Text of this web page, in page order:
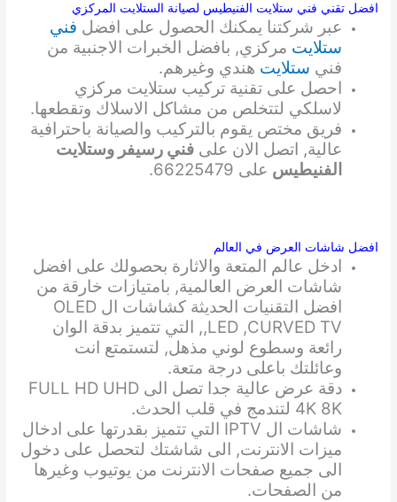
افضل تقني فني ستلايت الفنيطيس لصيانة الستلايت المركزي
عبر شركتنا يمكنك الحصول على افضل فني
ستلايت مركزي, بافضل الخبرات الاجنبية من
فني ستلايت هندي وغيرهم.
احصل على تقنية تركيب ستلايت مركزي
لاسلكي لتتخلص من مشاكل الاسلاك وتقطعها.
فريق مختص يقوم بالتركيب والصيانة باحترافية
عالية, اتصل الان علىفني رسيفر وستلايت
الفنيطيس على 66225479.
افضل شاشات العرض في العالم
ادخل عالم المتعة والاثارة بحصولك على افضل
شاشات العرض العالمية, بامتيازات خارقة من
افضل التقنيات الحديثة كشاشات ال OLED
,LED ,CURVED TV, التي تتميز بدقة الوان
رائعة وسطوع لوني مذهل, لتستمتع انت
وعائلتك باعلى درجة متعة.
دقة عرض عالية جدا تصل الى FULL HD UHD
4K 8K لتندمج في قلب الحدث.
شاشات ال IPTV التي تتميز بقدرتها على ادخال
ميزات الانترنت, الى شاشتك لتحصل على دخول
الى جميع صفحات الانترنت من يوتيوب وغيرها
من الصفحات.